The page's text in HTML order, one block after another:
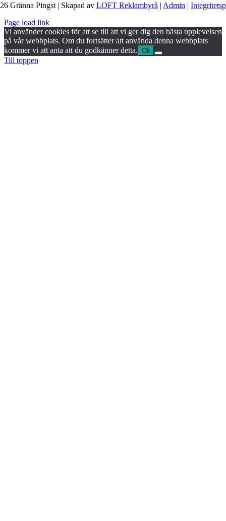
Gränna Pingst | Skapad av LOFT Reklambyrå | Admin |
Page load link
Vi använder cookies för att se till att vi ger dig den bästa upplevelsen
på vår webbplats. Om du fortsätter att använda denna webbplats
kommer vi att anta att du godkänner detta. Ok
Till toppen